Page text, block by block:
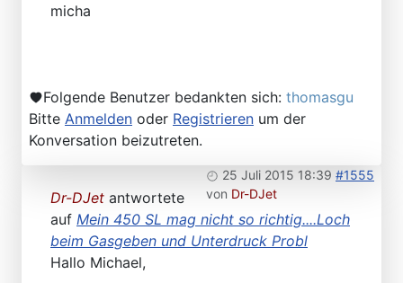
micha
Folgende Benutzer bedankten sich: thomasgu
Bitte Anmelden oder Registrieren um der
Konversation beizutreten.
25 Juli 2015 18:39 #1555
von Dr-DJet
Dr-DJet antwortete
auf Mein 450 SL mag nicht so richtig....Loch
beim Gasgeben und Unterdruck Probl
Hallo Michael,